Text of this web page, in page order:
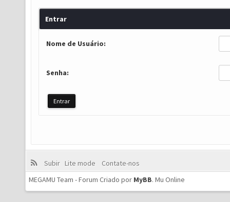
Entrar
Nome de Usuário:
Senha:
Subir Lite mode
Contate-nos
MEGAMU Team - Forum Criado por MyBB. Mu Online